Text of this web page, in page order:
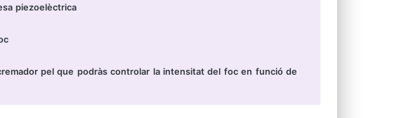
piezoelèctrica
pel que podràs controlar la intensitat del foc en funció de